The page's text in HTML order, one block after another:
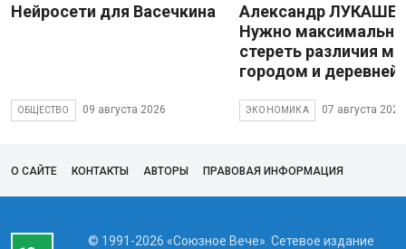
Нейросети для Васечкина
ОБЩЕСТВО 09 августа 2026
Александр
Нужно максимально
стереть различия
городом и деревней
ЭКОНОМИКА 07 августа 2026
О САЙТЕ КОНТАКТЫ АВТОРЫ ПРАВОВАЯ ИНФОРМАЦИЯ
© 1991-2026 «Союзное Вече». Сетевое издание